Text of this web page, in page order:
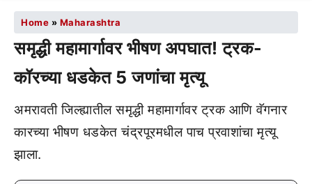
Home » Maharashtra
समृद्धी महामार्गावर भीषण अपघात! ट्रक-
कॉरच्या धडकेत 5 जणांचा मृत्यू
अमरावती जिल्ह्यातील समृद्धी महामार्गावर ट्रक आणि वॅगनार
कारच्या भीषण धडकेत चंद्रपूरमधील पाच प्रवाशांचा मृत्यू
झाला.